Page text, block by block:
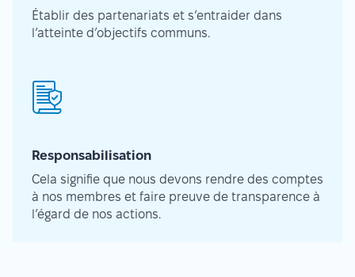
Établir des partenariats et s’entraider dans
l’atteinte d’objectifs communs.
Responsabilisation
Cela signifie que nous devons rendre des comptes
à nos membres et faire preuve de transparence à
l’égard de nos actions.